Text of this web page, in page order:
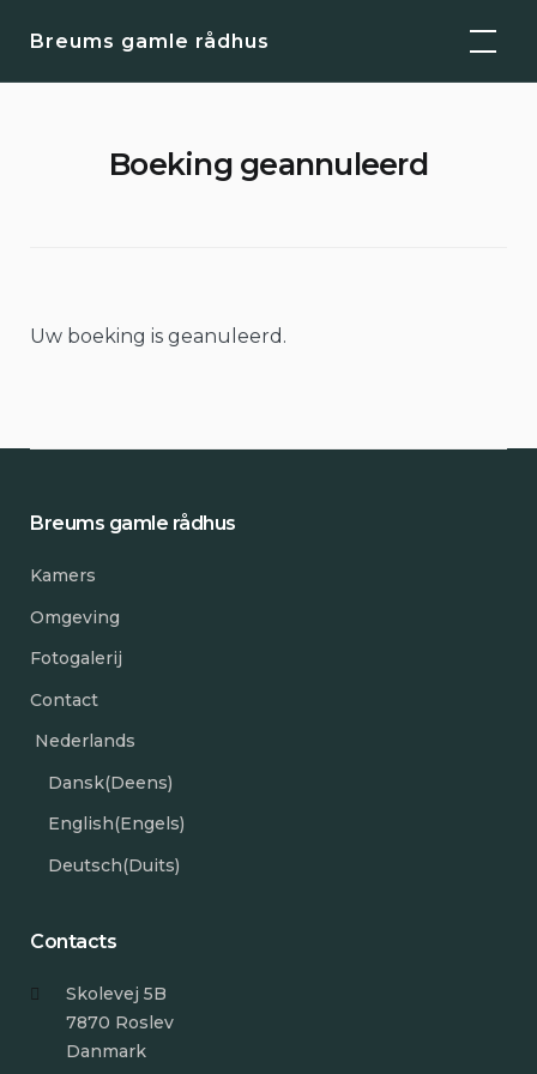
content
Breums gamle rådhus
Boeking geannuleerd
Uw boeking is geanuleerd.
Breums gamle rådhus
Kamers
Omgeving
Fotogalerij
Contact
Nederlands
Dansk(Deens)
English(Engels)
Deutsch(Duits)
Contacts
Skolevej 5B
7870 Roslev
Danmark